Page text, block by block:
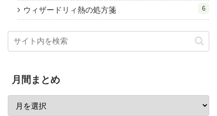
ウィザードリィ熱の処方箋 6
月間まとめ